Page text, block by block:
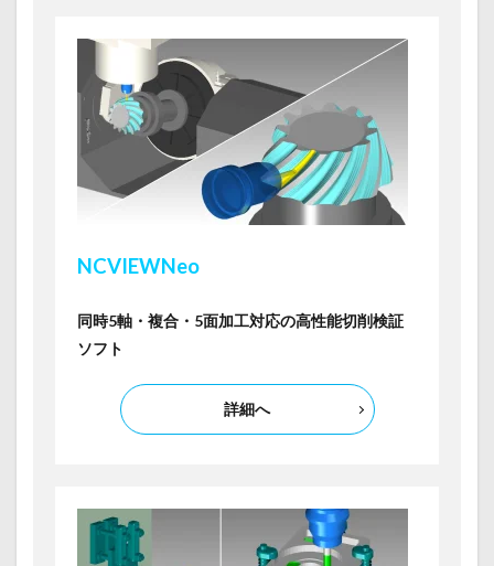
NCVIEWNeo
同時5軸・複合・5面加工対応の高性能切削検証
ソフト
詳細へ